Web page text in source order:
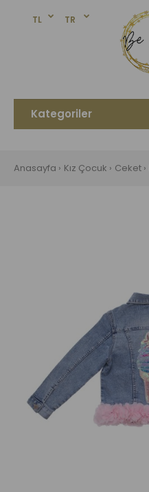
TL
TR
Kategoriler
Anasayfa Kız Çocuk Ceket